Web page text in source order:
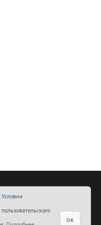
Условия
ок